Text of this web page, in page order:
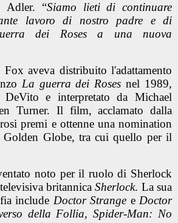
Adler. “Siamo lieti di continuare
lavoro di nostro padre e di
dei Roses a una nuova
aveva distribuito l'adattamento
La guerra dei Roses nel 1989,
e interpretato da Michael
Turner. Il film, acclamato dalla
premi e ottenne una nomination
Globe, tra cui quello per il
noto per il ruolo di Sherlock
britannicaSherlock. La sua
include Doctor Strange e Doctor
della Follia, Spider-Man: No